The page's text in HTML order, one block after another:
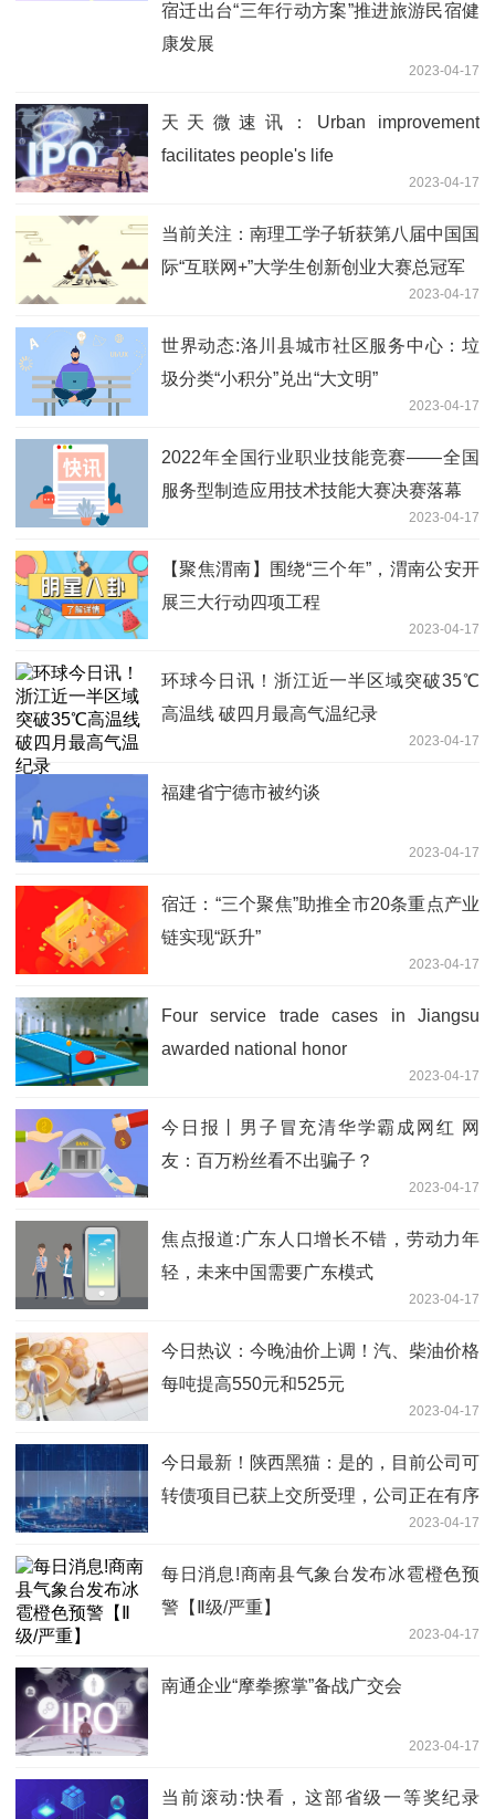
宿迁出台“三年行动方案”推进旅游民宿健
康发展
2023-04-17
天天微速讯：Urban improvement
facilitates people's life
2023-04-17
当前关注：南理工学子斩获第八届中国国
际“互联网+”大学生创新创业大赛总冠军
2023-04-17
世界动态:洛川县城市社区服务中心：垃
圾分类“小积分”兑出“大文明”
2023-04-17
2022年全国行业职业技能竞赛——全国
服务型制造应用技术技能大赛决赛落幕
2023-04-17
【聚焦渭南】围绕“三个年”，渭南公安开
展三大行动四项工程
2023-04-17
环球今日讯！浙江近一半区域突破35℃
高温线 破四月最高气温纪录
2023-04-17
福建省宁德市被约谈
2023-04-17
宿迁：“三个聚焦”助推全市20条重点产业
链实现“跃升”
2023-04-17
Four service trade cases in Jiangsu
awarded national honor
2023-04-17
今日报丨男子冒充清华学霸成网红 网
友：百万粉丝看不出骗子？
2023-04-17
焦点报道:广东人口增长不错，劳动力年
轻，未来中国需要广东模式
2023-04-17
今日热议：今晚油价上调！汽、柴油价格
每吨提高550元和525元
2023-04-17
今日最新！陕西黑猫：是的，目前公司可
转债项目已获上交所受理，公司正在有序
2023-04-17
每日消息!商南县气象台发布冰雹橙色预
警【Ⅱ级/严重】
2023-04-17
南通企业“摩拳擦掌”备战广交会
2023-04-17
当前滚动:快看，这部省级一等奖纪录